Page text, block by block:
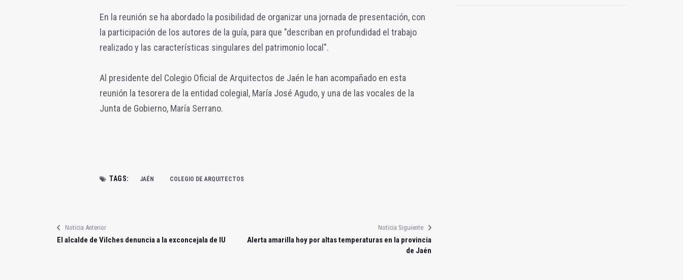
En la reunión se ha abordado la posibilidad de organizar una jornada de presentación, con
la participación de los autores de la guía, para que "describan en profundidad el trabajo
realizado y las características singulares del patrimonio local".
Al presidente del Colegio Oficial de Arquitectos de Jaén le han acompañado en esta
reunión la tesorera de la entidad colegial, María José Agudo, y una de las vocales de la
Junta de Gobierno, María Serrano.
TAGS: JAÉN COLEGIO DE ARQUITECTOS
Noticia Anterior
El alcalde de Vilches denuncia a la exconcejala de IU
Noticia Siguiente
Alerta amarilla hoy por altas temperaturas en la provincia
de Jaén